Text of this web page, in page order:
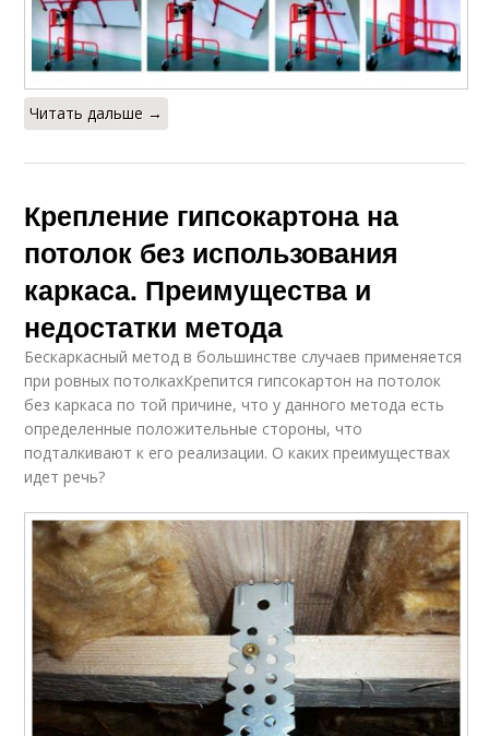
Читать дальше →
Крепление гипсокартона на
потолок без использования
каркаса. Преимущества и
недостатки метода
Бескаркасный метод в большинстве случаев применяется
при ровных потолкахКрепится гипсокартон на потолок
без каркаса по той причине, что у данного метода есть
определенные положительные стороны, что
подталкивают к его реализации. О каких преимуществах
идет речь?